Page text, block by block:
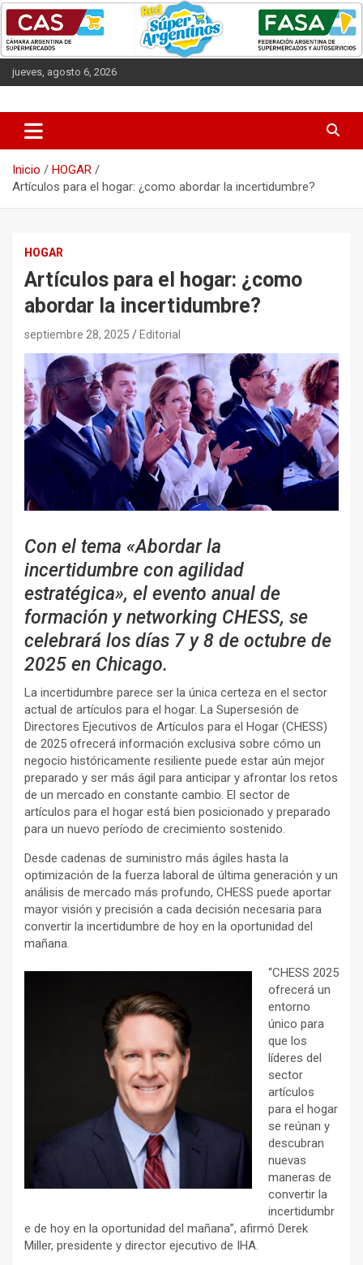
Saltar
contenido
jueves, agosto 6, 2026
CAS
Inicio
HOGAR
Artículos para el hogar: ¿como abordar la incertidumbre?
HOGAR
Artículos para el hogar: ¿como
abordar la incertidumbre?
septiembre 28, 2025 Editorial
Con el tema «Abordar la
incertidumbre con agilidad
estratégica», el evento anual de
formación y networking CHESS, se
celebrará los días 7 y 8 de octubre de
2025 en Chicago.
La incertidumbre parece ser la única certeza en el sector
actual de artículos para el hogar. La Supersesión de
Directores Ejecutivos de Artículos para el Hogar (CHESS)
de 2025 ofrecerá información exclusiva sobre cómo un
negocio históricamente resiliente puede estar aún mejor
preparado y ser más ágil para anticipar y afrontar los retos
de un mercado en constante cambio. El sector de
artículos para el hogar está bien posicionado y preparado
para un nuevo período de crecimiento sostenido.
Desde cadenas de suministro más ágiles hasta la
optimización de la fuerza laboral de última generación y un
análisis de mercado más profundo, CHESS puede aportar
mayor visión y precisión a cada decisión necesaria para
convertir la incertidumbre de hoy en la oportunidad del
mañana.
“CHESS 2025
ofrecerá un
entorno
único para
que los
líderes del
sector
artículos
para el hogar
se reúnan y
descubran
nuevas
maneras de
convertir la
incertidumbr
e de hoy en la oportunidad del mañana”, afirmó Derek
Miller, presidente y director ejecutivo de IHA.